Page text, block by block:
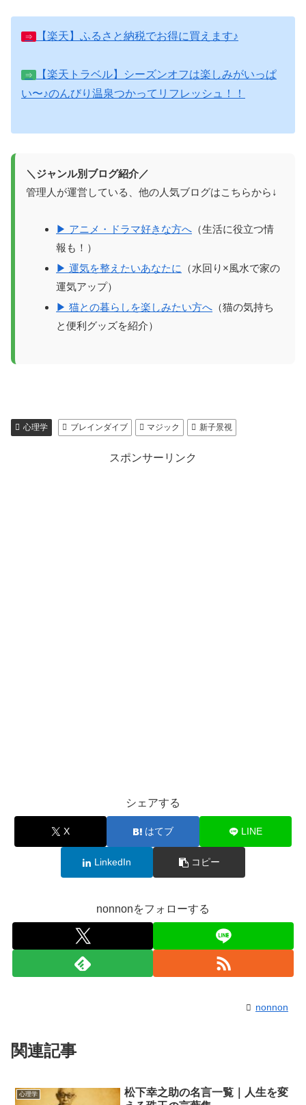
⇒ 【楽天】ふるさと納税でお得に買えます♪
⇒
【楽天トラベル】シーズンオフは楽しみがいっぱ
い〜♪のんびり温泉つかってリフレッシュ！！
＼ジャンル別ブログ紹介／
管理人が運営している、他の人気ブログはこちらから↓
▶ アニメ・ドラマ好きな方へ （生活に役立つ情
報も！）
▶ 運気を整えたいあなたに
（水回り×風水で家の
運気アップ）
▶ 猫との暮らしを楽しみたい方へ （猫の気持ち
と便利グッズを紹介）
心理学 ブレインダイブ マジック 新子景視
スポンサーリンク
シェアする
X はてブ LINE
LinkedIn コピー
nonnonをフォローする
nonnon
関連記事
心理学
松下幸之助の名言一覧｜人生を変